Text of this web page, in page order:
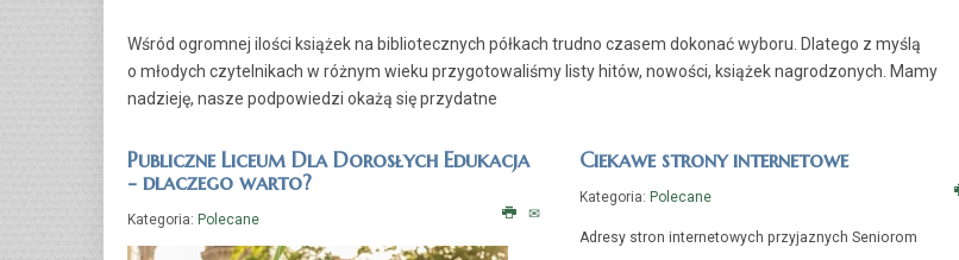
Wśród ogromnej ilości książek na bibliotecznych półkach trudno czasem dokonać wyboru. Dlatego z myślą
o młodych czytelnikach w różnym wieku przygotowaliśmy listy hitów, nowości, książek nagrodzonych. Mamy
nadzieję, nasze podpowiedzi okażą się przydatne
Publiczne Liceum Dla Dorosłych Edukacja
- dlaczego warto?
Kategoria: Polecane
Ciekawe strony internetowe
Kategoria: Polecane
Adresy stron internetowych przyjaznych Seniorom